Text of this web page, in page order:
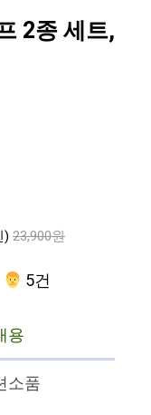
2종 세트,
) 23,900원
‍‍ 5건
용
소품